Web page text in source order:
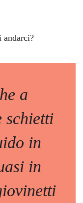
a
schietti
in
in